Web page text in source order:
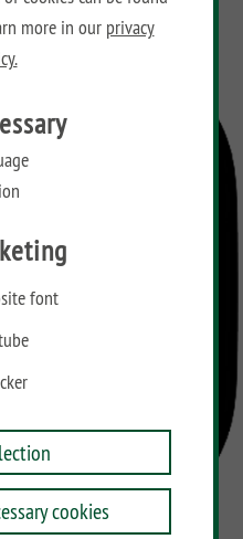
more in our privacy
font
cookies